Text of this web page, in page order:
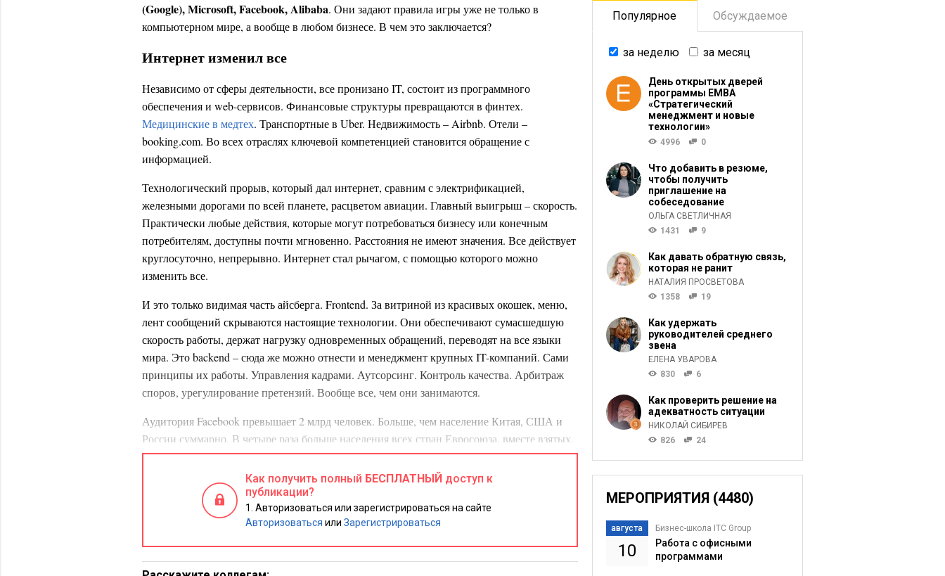
(Google), Microsoft, Facebook, Alibaba. Они задают правила игры уже не только в
компьютерном мире, а вообще в любом бизнесе. В чем это заключается?
Интернет изменил все
Независимо от сферы деятельности, все пронизано IT, состоит из программного
обеспечения и web-сервисов. Финансовые структуры превращаются в финтех.
Медицинские в медтех. Транспортные в Uber. Недвижимость – Airbnb. Отели –
booking.com. Во всех отраслях ключевой компетенцией становится обращение с
информацией.
Технологический прорыв, который дал интернет, сравним с электрификацией,
железными дорогами по всей планете, расцветом авиации. Главный выигрыш – скорость.
Практически любые действия, которые могут потребоваться бизнесу или конечным
потребителям, доступны почти мгновенно. Расстояния не имеют значения. Все действует
круглосуточно, непрерывно. Интернет стал рычагом, с помощью которого можно
изменить все.
И это только видимая часть айсберга. Frontend. За витриной из красивых окошек, меню,
лент сообщений скрываются настоящие технологии. Они обеспечивают сумасшедшую
скорость работы, держат нагрузку одновременных обращений, переводят на все языки
мира. Это backend – сюда же можно отнести и менеджмент крупных IT-компаний. Сами
принципы их работы. Управления кадрами. Аутсорсинг. Контроль качества. Арбитраж
споров, урегулирование претензий. Вообще все, чем они занимаются.
Аудитория Facebook превышает 2 млрд человек. Больше, чем население Китая, США и
России суммарно. В четыре раза больше населения всех стран Евросоюза, вместе взятых.
В штате компании около 30 тысяч человек. То есть в среднем на каждого сотрудника
приходится более 67 000 (!) пользователей.
Бизнес старой закалки мыслит другими категориями. «Классический» менеджмент не
справляется с большими числами и нагрузками. Он отстает, безнадежно запаздывает. И
Что не так с классическим маркетингом
Как получить полный БЕСПЛАТНЫЙ доступ к
публикации?
Авторизоваться или зарегистрироваться на сайте
Авторизоваться или Зарегистрироваться
Популярное Обсуждаемое
за неделю за месяц
День открытых дверей
программы ЕМВА
«Стратегический
менеджмент и новые
технологии»
4996 0
Что добавить в резюме,
чтобы получить
приглашение на
собеседование
ОЛЬГА СВЕТЛИЧНАЯ
1431
9
Как давать обратную связь,
которая не ранит
НАТАЛИЯ ПРОСВЕТОВА
1358
19
Как удержать
руководителей среднего
звена
ЕЛЕНА УВАРОВА
830
6
Как проверить решение на
адекватность ситуации
НИКОЛАЙ СИБИРЕВ
826
24
МЕРОПРИЯТИЯ (4480)
августа
10
Бизнес-школа ITC Group
Работа с офисными
программами